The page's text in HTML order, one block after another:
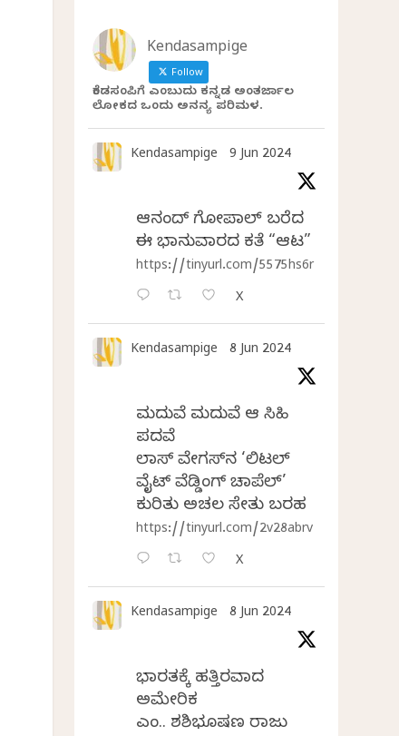
Kendasampige
Follow
ಕೆಂಡಸಂಪಿಗೆ ಎಂಬುದು ಕನ್ನಡ ಅಂತರ್ಜಾಲ
ಲೋಕದ ಒಂದು ಅನನ್ಯ ಪರಿಮಳ.
Kendasampige 9 Jun 2024
ಆನಂದ್‌ ಗೋಪಾಲ್‌ ಬರೆದ
ಈ ಭಾನುವಾರದ ಕತೆ “ಆಟ”
https://tinyurl.com/5575hs6r
X
Kendasampige 8 Jun 2024
ಮದುವೆ ಮದುವೆ ಆ ಸಿಹಿ
ಪದವೆ
ಲಾಸ್‌ ವೇಗಸ್‌ನ ‘ಲಿಟಲ್
ವೈಟ್ ವೆಡ್ಡಿಂಗ್ ಚಾಪೆಲ್’
ಕುರಿತು ಅಚಲ ಸೇತು ಬರಹ
https://tinyurl.com/2v28abrv
X
Kendasampige 8 Jun 2024
ಭಾರತಕ್ಕೆ ಹತ್ತಿರವಾದ
ಅಮೇರಿಕ
ಎಂ.ವಿ. ಶಶಿಭೂಷಣ ರಾಜು